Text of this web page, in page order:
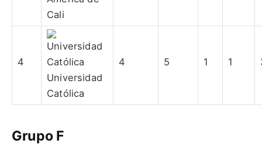
Cali
4
Universidad
Católica
4 5 1 1
Grupo F